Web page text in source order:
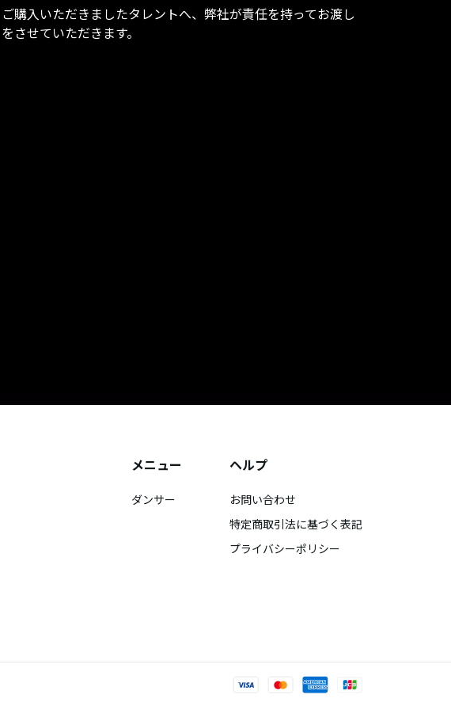
ご購入いただきましたタレントへ、弊社が責任を持ってお渡し
をさせていただきます。
メニュー
ダンサー
ヘルプ
お問い合わせ
特定商取引法に基づく表記
プライバシーポリシー